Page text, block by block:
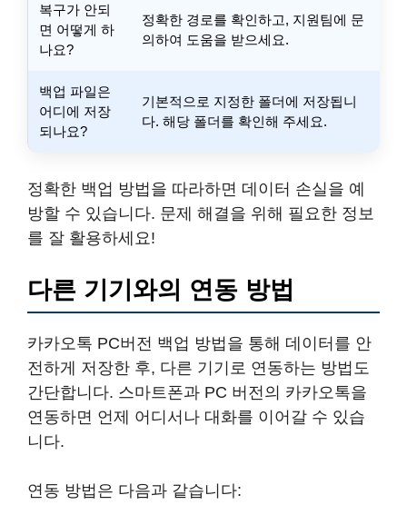
복구가 안되
면 어떻게 하
나요?
정확한 경로를 확인하고, 지원팀에 문
의하여 도움을 받으세요.
백업 파일은
어디에 저장
되나요?
기본적으로 지정한 폴더에 저장됩니
다. 해당 폴더를 확인해 주세요.
정확한 백업 방법을 따라하면 데이터 손실을 예
방할 수 있습니다. 문제 해결을 위해 필요한 정보
를 잘 활용하세요!
다른 기기와의 연동 방법
카카오톡 PC버전 백업 방법을 통해 데이터를 안
전하게 저장한 후, 다른 기기로 연동하는 방법도
간단합니다. 스마트폰과 PC 버전의 카카오톡을
연동하면 언제 어디서나 대화를 이어갈 수 있습
니다.
연동 방법은 다음과 같습니다: